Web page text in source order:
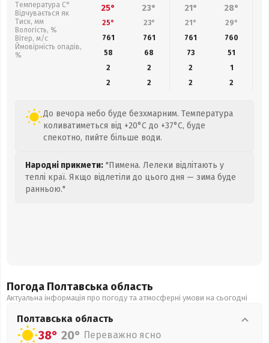
Температура С°
Відчувається як
Тиск, мм
Вологість, %
Вітер, м/с
Ймовірність опадів,
%
25° 23° 21° 28°
25° 23° 21° 29°
761
761 761 760
58
68 73
51
2
2 2
1
2
2 2 2
До вечора небо буде безхмарним. Температура
коливатиметься від +20°C до +37°C, буде
спекотно, пийте більше води.
Народні прикмети: "Пимена. Лелеки відлітають у
теплі краї. Якщо відлетіли до цього дня — зима буде
ранньою."
Погода Полтавська область
Актуальна інформація про погоду та атмосферні умови на сьогодні
Полтавська область
38° 20° Переважно ясно